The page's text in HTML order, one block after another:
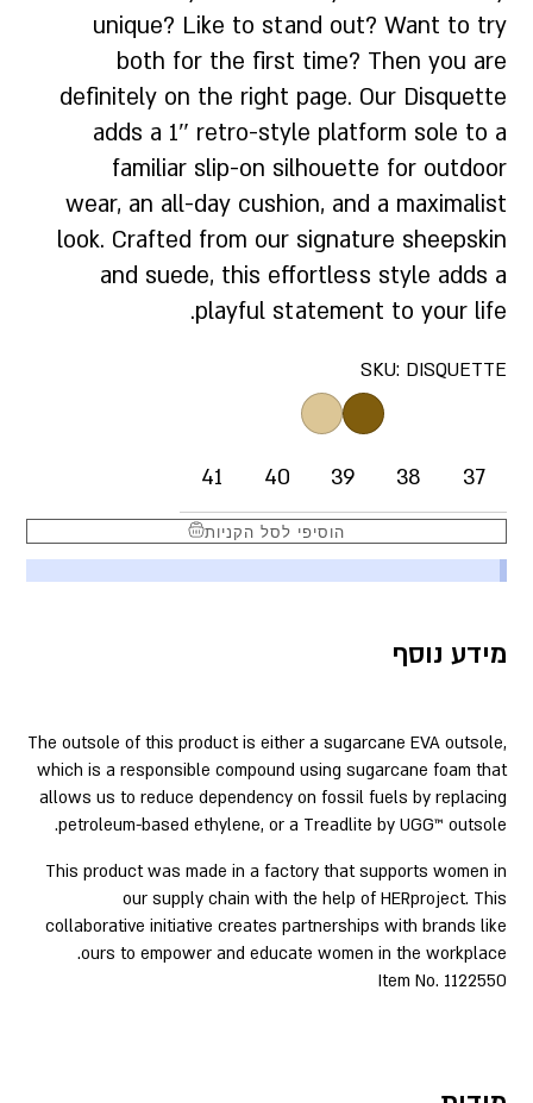
unique? Like to stand out? Want to try
both for the first time? Then you are
definitely on the right page. Our Disquette
adds a 1″ retro-style platform sole to a
familiar slip-on silhouette for outdoor
wear, an all-day cushion, and a maximalist
look. Crafted from our signature sheepskin
and suede, this effortless style adds a
playful statement to your life.
SKU: DISQUETTE
37
38
39
40
41
הוסיפי לסל הקניות
מידע נוסף
The outsole of this product is either a sugarcane EVA outsole,
which is a responsible compound using sugarcane foam that
allows us to reduce dependency on fossil fuels by replacing
petroleum-based ethylene, or a Treadlite by UGG™ outsole.
This product was made in a factory that supports women in
our supply chain with the help of HERproject. This
collaborative initiative creates partnerships with brands like
ours to empower and educate women in the workplace.
Item No. 1122550